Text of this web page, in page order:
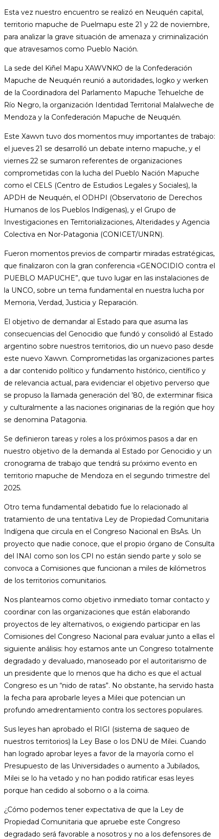
Esta vez nuestro encuentro se realizó en Neuquén capital,
territorio mapuche de Puelmapu este 21 y 22 de noviembre,
para analizar la grave situación de amenaza y criminalización
que atravesamos como Pueblo Nación.
La sede del Kiñel Mapu XAWVNKO de la Confederación
Mapuche de Neuquén reunió a autoridades, logko y werken
de la Coordinadora del Parlamento Mapuche Tehuelche de
Río Negro, la organización Identidad Territorial Malalweche de
Mendoza y la Confederación Mapuche de Neuquén.
Este Xawvn tuvo dos momentos muy importantes de trabajo:
el jueves 21 se desarrolló un debate interno mapuche, y el
viernes 22 se sumaron referentes de organizaciones
comprometidas con la lucha del Pueblo Nación Mapuche
como el CELS (Centro de Estudios Legales y Sociales), la
APDH de Neuquén, el ODHPI (Observatorio de Derechos
Humanos de los Pueblos Indígenas), y el Grupo de
Investigaciones en Territorializaciones, Alteridades y Agencia
Colectiva en Nor-Patagonia (CONICET/UNRN).
Fueron momentos previos de compartir miradas estratégicas,
que finalizaron con la gran conferencia «GENOCIDIO contra el
PUEBLO MAPUCHE”, que tuvo lugar en las instalaciones de
la UNCO, sobre un tema fundamental en nuestra lucha por
Memoria, Verdad, Justicia y Reparación.
El objetivo de demandar al Estado para que asuma las
consecuencias del Genocidio que fundó y consolidó al Estado
argentino sobre nuestros territorios, dio un nuevo paso desde
este nuevo Xawvn. Comprometidas las organizaciones partes
a dar contenido político y fundamento histórico, científico y
de relevancia actual, para evidenciar el objetivo perverso que
se propuso la llamada generación del ’80, de exterminar física
y culturalmente a las naciones originarias de la región que hoy
se denomina Patagonia.
Se definieron tareas y roles a los próximos pasos a dar en
nuestro objetivo de la demanda al Estado por Genocidio y un
cronograma de trabajo que tendrá su próximo evento en
territorio mapuche de Mendoza en el segundo trimestre del
2025.
Otro tema fundamental debatido fue lo relacionado al
tratamiento de una tentativa Ley de Propiedad Comunitaria
Indígena que circula en el Congreso Nacional en BsAs. Un
proyecto que nadie conoce, que el propio órgano de Consulta
del INAI como son los CPI no están siendo parte y solo se
convoca a Comisiones que funcionan a miles de kilómetros
de los territorios comunitarios.
Nos planteamos como objetivo inmediato tomar contacto y
coordinar con las organizaciones que están elaborando
proyectos de ley alternativos, o exigiendo participar en las
Comisiones del Congreso Nacional para evaluar junto a ellas el
siguiente análisis: hoy estamos ante un Congreso totalmente
degradado y devaluado, manoseado por el autoritarismo de
un presidente que lo menos que ha dicho es que el actual
Congreso es un “nido de ratas”. No obstante, ha servido hasta
la fecha para aprobarle leyes a Milei que potencian un
profundo amedrentamiento contra los sectores populares.
Sus leyes han aprobado el RIGI (sistema de saqueo de
nuestros territorios) la Ley Base o los DNU de Milei. Cuando
han logrado aprobar leyes a favor de la mayoría como el
Presupuesto de las Universidades o aumento a Jubilados,
Milei se lo ha vetado y no han podido ratificar esas leyes
porque han cedido al soborno o a la coima.
¿Cómo podemos tener expectativa de que la Ley de
Propiedad Comunitaria que apruebe este Congreso
degradado será favorable a nosotros y no a los defensores de